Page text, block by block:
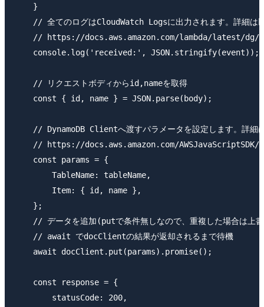
    }
// 全てのログはCloudWatch Logsに出力されます。詳細は
// https://docs.aws.amazon.com/lambda/latest/
    console.log('received:', JSON.stringify(event));
    // リクエストボディからid,nameを取得
    const { id, name } = JSON.parse(body);
// DynamoDB Clientへ渡すパラメータを設定します。詳細
// https://docs.aws.amazon.com/
    const params = {
        TableName: tableName,
        Item: { id, name },
    };
// データを追加(putで条件無しなので、重複した場合は上
    // await でdocClientの結果が返却されるまで待機
    await docClient.put(params).promise();
    const response = {
        statusCode: 200,